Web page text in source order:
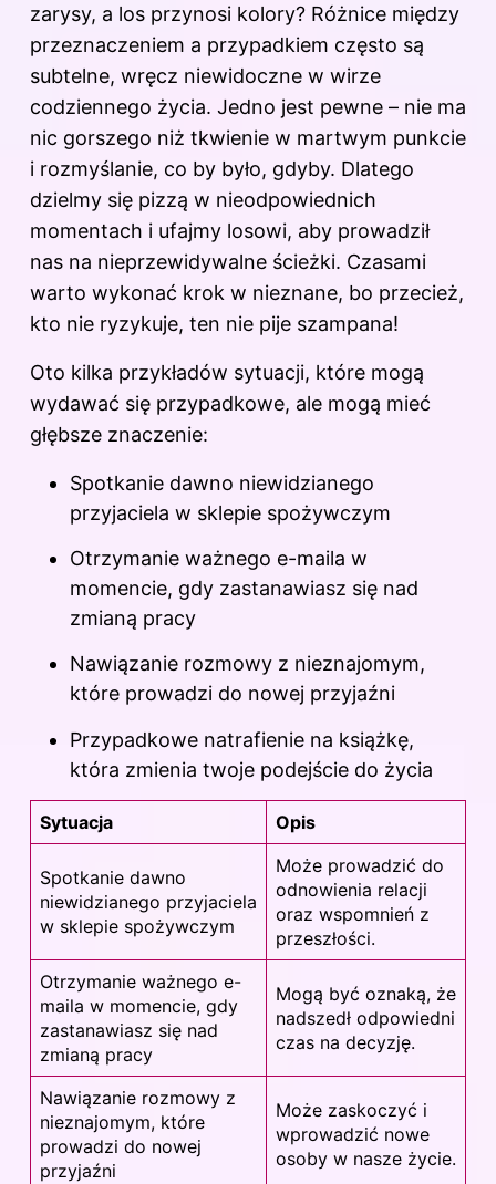
zarysy, a los przynosi kolory? Różnice między
przeznaczeniem a przypadkiem często są
subtelne, wręcz niewidoczne w wirze
codziennego życia. Jedno jest pewne – nie ma
nic gorszego niż tkwienie w martwym punkcie
i rozmyślanie, co by było, gdyby. Dlatego
dzielmy się pizzą w nieodpowiednich
momentach i ufajmy losowi, aby prowadził
nas na nieprzewidywalne ścieżki. Czasami
warto wykonać krok w nieznane, bo przecież,
kto nie ryzykuje, ten nie pije szampana!
Oto kilka przykładów sytuacji, które mogą
wydawać się przypadkowe, ale mogą mieć
głębsze znaczenie:
Spotkanie dawno niewidzianego
przyjaciela w sklepie spożywczym
Otrzymanie ważnego e-maila w
momencie, gdy zastanawiasz się nad
zmianą pracy
Nawiązanie rozmowy z nieznajomym,
które prowadzi do nowej przyjaźni
Przypadkowe natrafienie na książkę,
która zmienia twoje podejście do życia
Sytuacja Opis
Spotkanie dawno
niewidzianego przyjaciela
w sklepie spożywczym
Może prowadzić do
odnowienia relacji
oraz wspomnień z
przeszłości.
Otrzymanie ważnego e-
maila w momencie, gdy
zastanawiasz się nad
zmianą pracy
Mogą być oznaką, że
nadszedł odpowiedni
czas na decyzję.
Nawiązanie rozmowy z
nieznajomym, które
prowadzi do nowej
przyjaźni
Może zaskoczyć i
wprowadzić nowe
osoby w nasze życie.